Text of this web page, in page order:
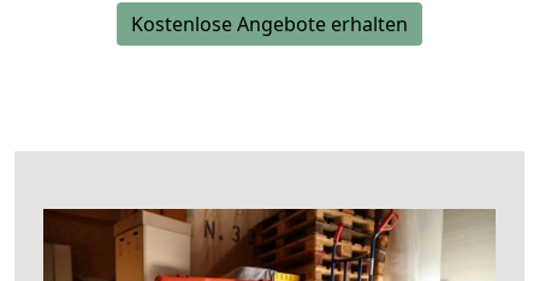
Kostenlose Angebote erhalten